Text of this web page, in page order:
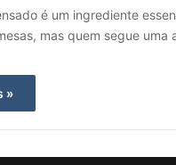
é um ingrediente
mas quem segue uma
»